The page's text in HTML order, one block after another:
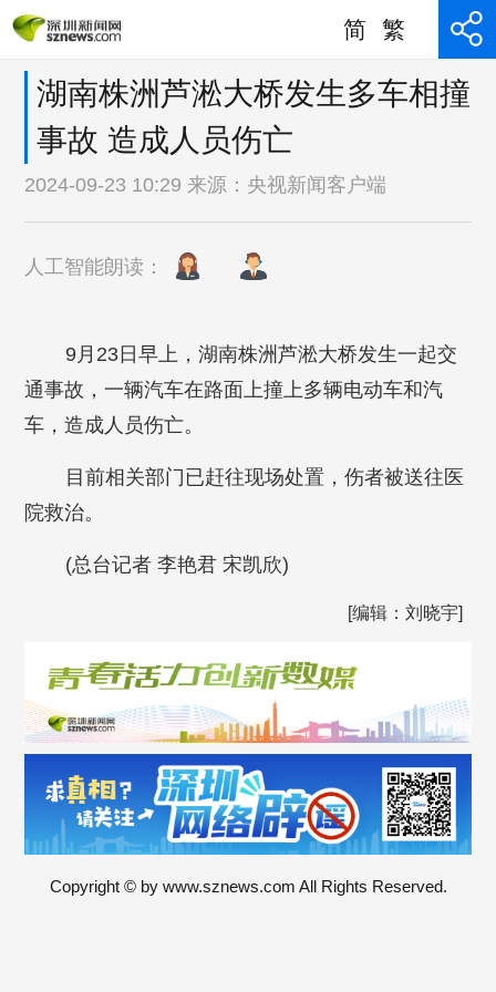
简 繁
湖南株洲芦淞大桥发生多车相撞
事故 造成人员伤亡
2024-09-23 10:29 来源： 央视新闻客户端
人工智能朗读：
9月23日早上，湖南株洲芦淞大桥发生一起交
通事故，一辆汽车在路面上撞上多辆电动车和汽
车，造成人员伤亡。
目前相关部门已赶往现场处置，伤者被送往医
院救治。
(总台记者 李艳君 宋凯欣)
[编辑：刘晓宇]
Copyright © by www.sznews.com All Rights Reserved.